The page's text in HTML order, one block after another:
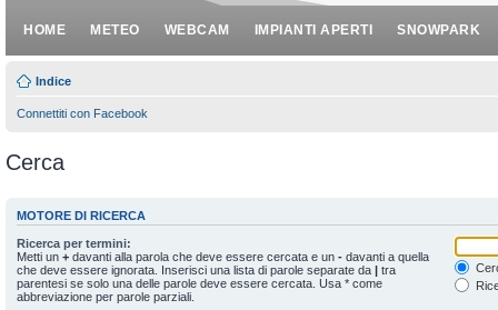
HOME METEO WEBCAM IMPIANTI APERTI SNOWPARK
Indice
Connettiti con Facebook
Cerca
MOTORE DI RICERCA
Ricerca per termini:
Metti un + davanti alla parola che deve essere cercata e un - davanti a quella
che deve essere ignorata. Inserisci una lista di parole separate da | tra
parentesi se solo una delle parole deve essere cercata. Usa * come
abbreviazione per parole parziali.